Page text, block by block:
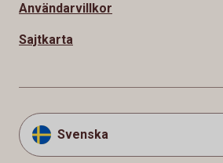
Användarvillkor
Sajtkarta
Svenska